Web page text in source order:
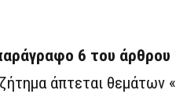
6 του άρθρου
άπτεται θεμάτων